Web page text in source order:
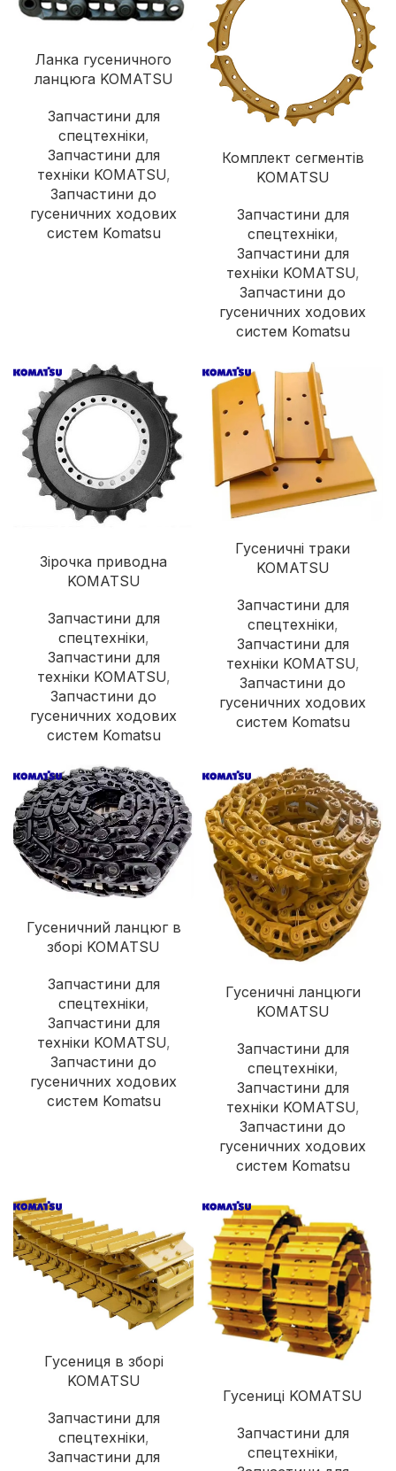
Ланка гусеничного
ланцюга KOMATSU
Запчастини для
спецтехніки,
Запчастини для
техніки KOMATSU,
Запчастини до
гусеничних ходових
систем Komatsu
Комплект сегментів
KOMATSU
Запчастини для
спецтехніки,
Запчастини для
техніки KOMATSU,
Запчастини до
гусеничних ходових
систем Komatsu
Зірочка приводна
KOMATSU
Запчастини для
спецтехніки,
Запчастини для
техніки KOMATSU,
Запчастини до
гусеничних ходових
систем Komatsu
Гусеничні траки
KOMATSU
Запчастини для
спецтехніки,
Запчастини для
техніки KOMATSU,
Запчастини до
гусеничних ходових
систем Komatsu
Гусеничний ланцюг в
зборі KOMATSU
Запчастини для
спецтехніки,
Запчастини для
техніки KOMATSU,
Запчастини до
гусеничних ходових
систем Komatsu
Гусеничні ланцюги
KOMATSU
Запчастини для
спецтехніки,
Запчастини для
техніки KOMATSU,
Запчастини до
гусеничних ходових
систем Komatsu
Гусениця в зборі
KOMATSU
Запчастини для
спецтехніки,
Запчастини для
Гусениці KOMATSU
Запчастини для
спецтехніки,